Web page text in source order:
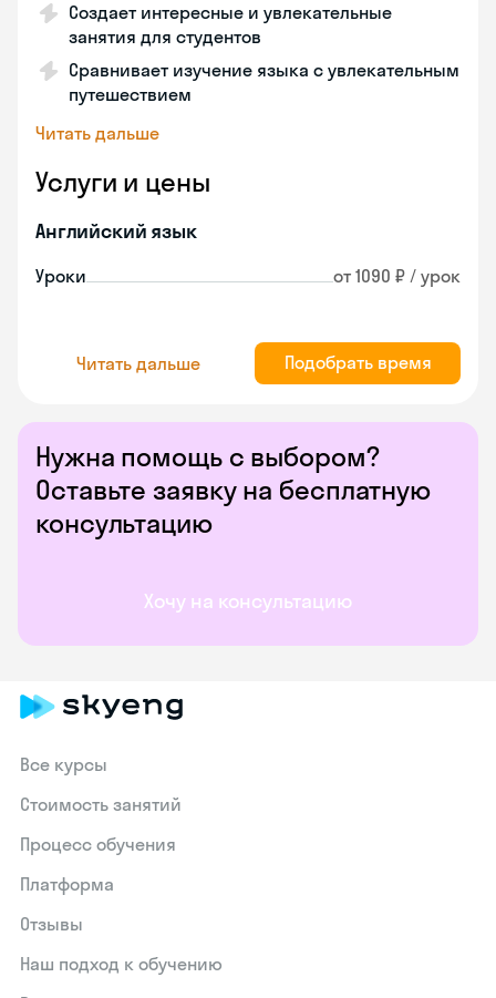
Нужна помощь с выбором?
Оставьте заявку на бесплатную
консультацию
Хочу на консультацию
Создает интересные и увлекательные
занятия для студентов
Сравнивает изучение языка с увлекательным
путешествием
Читать дальше
Услуги и цены
Английский язык
Уроки от 1090 ₽ / урок
Читать дальше Подобрать время
Все курсы
Стоимость занятий
Процесс обучения
Платформа
Отзывы
Наш подход к обучению